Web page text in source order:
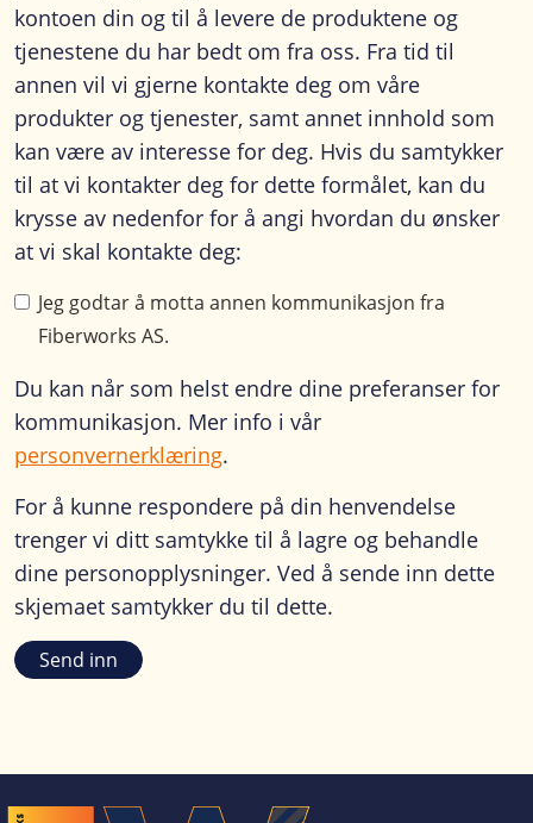
kontoen din og til å levere de produktene og
tjenestene du har bedt om fra oss. Fra tid til
annen vil vi gjerne kontakte deg om våre
produkter og tjenester, samt annet innhold som
kan være av interesse for deg. Hvis du samtykker
til at vi kontakter deg for dette formålet, kan du
krysse av nedenfor for å angi hvordan du ønsker
at vi skal kontakte deg:
Jeg godtar å motta annen kommunikasjon fra
Fiberworks AS.
Du kan når som helst endre dine preferanser for
kommunikasjon. Mer info i vår
personvernerklæring.
For å kunne respondere på din henvendelse
trenger vi ditt samtykke til å lagre og behandle
dine personopplysninger. Ved å sende inn dette
skjemaet samtykker du til dette.